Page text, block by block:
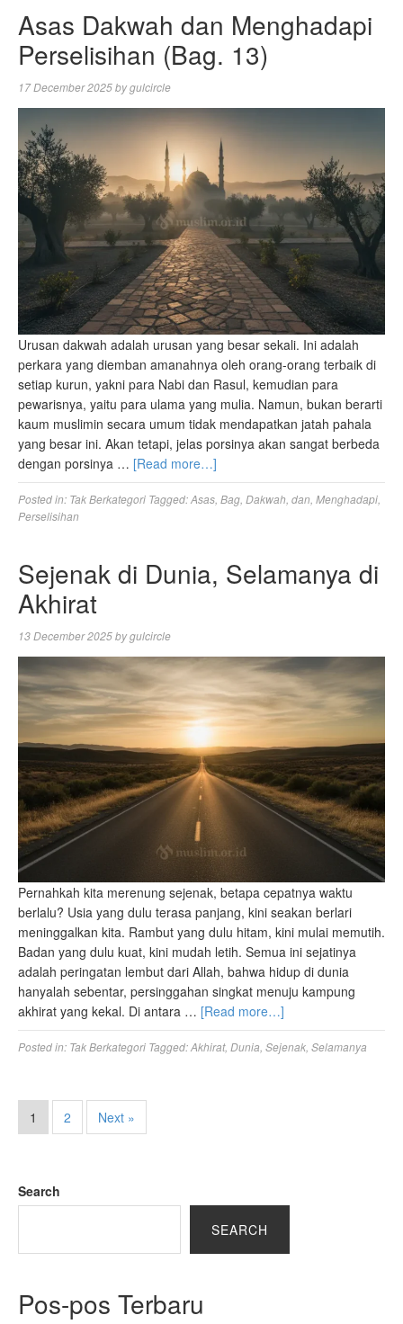
Asas Dakwah dan Menghadapi
Perselisihan (Bag. 13)
17 December 2025bygulcircle
Urusan dakwah adalah urusan yang besar sekali. Ini adalah
perkara yang diemban amanahnya oleh orang-orang terbaik di
setiap kurun, yakni para Nabi dan Rasul, kemudian para
pewarisnya, yaitu para ulama yang mulia. Namun, bukan berarti
kaum muslimin secara umum tidak mendapatkan jatah pahala
yang besar ini. Akan tetapi, jelas porsinya akan sangat berbeda
dengan porsinya … [Read more…]
Posted in: Tak Berkategori Tagged:Asas Bag Dakwah dan Menghadapi
Perselisihan
Sejenak di Dunia, Selamanya di
Akhirat
13 December 2025bygulcircle
Pernahkah kita merenung sejenak, betapa cepatnya waktu
berlalu? Usia yang dulu terasa panjang, kini seakan berlari
meninggalkan kita. Rambut yang dulu hitam, kini mulai memutih.
Badan yang dulu kuat, kini mudah letih. Semua ini sejatinya
adalah peringatan lembut dari Allah, bahwa hidup di dunia
hanyalah sebentar, persinggahan singkat menuju kampung
akhirat yang kekal. Di antara … [Read more…]
Posted in: Tak Berkategori Tagged:Akhirat, Dunia Sejenak Selamanya
1 2 Next »
Search
SEARCH
Pos-pos Terbaru